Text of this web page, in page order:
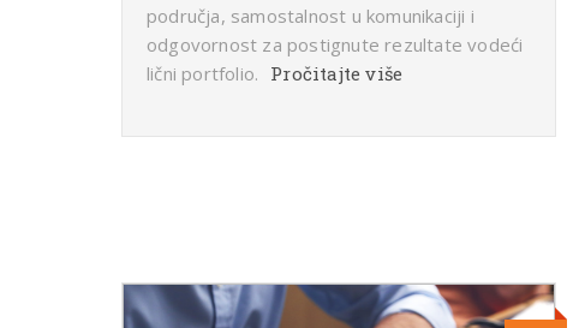
područja, samostalnost u komunikaciji i
odgovornost za postignute rezultate vodeći
lični portfolio. Pročitajte više